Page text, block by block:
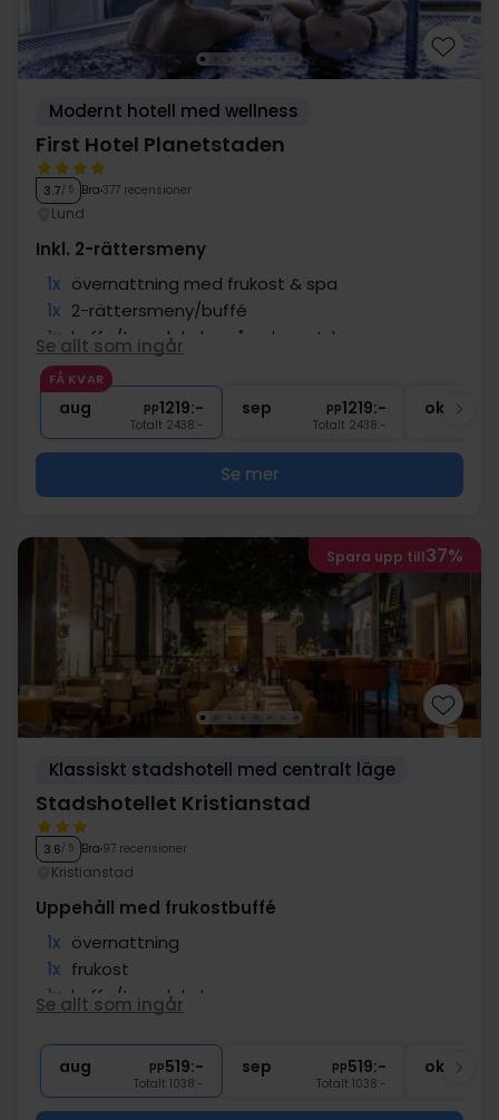
Modernt hotell med wellness
First Hotel Planetstaden
3.7/ 5 Bra 377 recensioner
Lund
Inkl. 2-rättersmeny
1x övernattning med frukost & spa
1x 2-rättersmeny/buffé
1x kaffe/te och kaka på ankomstdagen
1x Charkbricka med ett glas bubbel
∞ Gratis parkering
Se allt som ingår
FÅ KVAR
aug pp1219:-
Totalt 2438:-
sep pp1219:-
Totalt 2438:-
okt
Se mer
Spara upp till37%
Klassiskt stadshotell med centralt läge
Stadshotellet Kristianstad
3.6/ 5 Bra 97 recensioner
Kristianstad
Uppehåll med frukostbuffé
1x övernattning
1x frukost
1x kaffe/te och kaka
20% rabatt i restaurang
∞ Centralt läge
Se allt som ingår
aug pp519:-
Totalt 1038:-
sep pp519:-
Totalt 1038:-
okt